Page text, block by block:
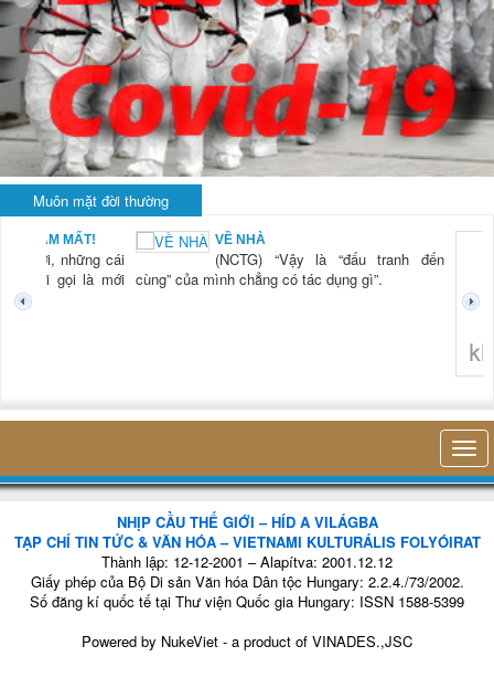
Muôn mặt đời thường
NAM MẤT!
“Xời, những cái
mới gọi là mới
VỀ NHÀ
(NCTG) “Vậy là “đấu tranh đến
cùng” của mình chẳng có tác dụng gì”.
NHỊP CẦU THẾ GIỚI – HÍD A VILÁGBA
TẠP CHÍ TIN TỨC & VĂN HÓA – VIETNAMI KULTURÁLIS FOLYÓIRAT
Thành lập: 12-12-2001 – Alapítva: 2001.12.12
Giấy phép của Bộ Di sản Văn hóa Dân tộc Hungary: 2.2.4./73/2002.
Số đăng kí quốc tế tại Thư viện Quốc gia Hungary: ISSN 1588-5399
Powered by NukeViet - a product of VINADES.,JSC